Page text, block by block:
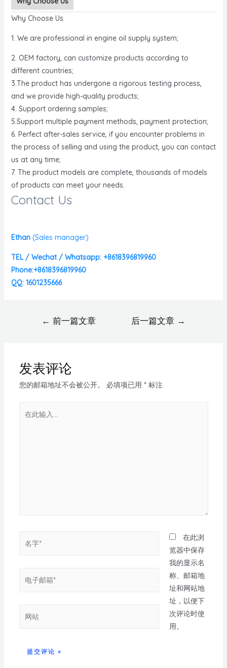
Why Choose Us
1. We are professional in engine oil supply system;
2. OEM factory, can customize products according to
different countries;
3.The product has undergone a rigorous testing process,
and we provide high-quality products;
4. Support ordering samples;
5.Support multiple payment methods, payment protection;
6. Perfect after-sales service, if you encounter problems in
the process of selling and using the product, you can contact
us at any time;
7. The product models are complete, thousands of models
of products can meet your needs.
Contact Us
Ethan (Sales manager)
TEL / Wechat / Whatsapp: +8618396819960
Phone:+8618396819960
QQ: 1601235666
← 前一篇文章 后一篇文章 →
发表评论
您的邮箱地址不会被公开。 必填项已用 *标注
在此浏
览器中保存
我的显示名
称、邮箱地
址和网站地
址，以便下
次评论时使
用。